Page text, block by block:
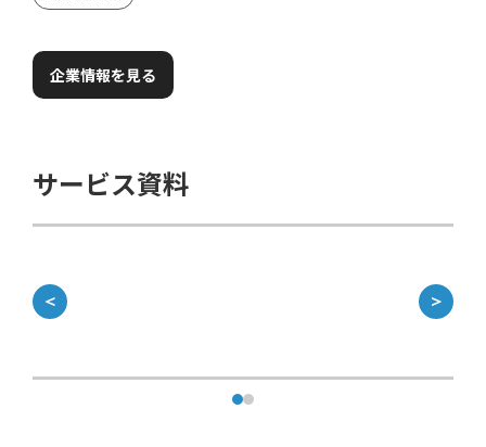
企業情報を見る
サービス資料
＜ ＞